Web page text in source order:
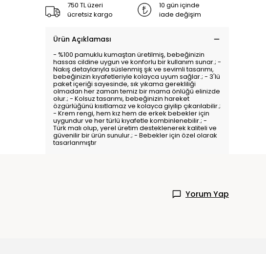
750 TL üzeri
ücretsiz kargo
10 gün içinde
iade değişim
Ürün Açıklaması
- %100 pamuklu kumaştan üretilmiş, bebeğinizin
hassas cildine uygun ve konforlu bir kullanım sunar.; -
Nakış detaylarıyla süslenmiş şık ve sevimli tasarımı,
bebeğinizin kıyafetleriyle kolayca uyum sağlar.; - 3'lü
paket içeriği sayesinde, sık yıkama gerekliliği
olmadan her zaman temiz bir mama önlüğü elinizde
olur.; - Kolsuz tasarımı, bebeğinizin hareket
özgürlüğünü kısıtlamaz ve kolayca giyilip çıkarılabilir.;
- Krem rengi, hem kız hem de erkek bebekler için
uygundur ve her türlü kıyafetle kombinlenebilir.; -
Türk malı olup, yerel üretim desteklenerek kaliteli ve
güvenilir bir ürün sunulur.; - Bebekler için özel olarak
tasarlanmıştır
Yorum Yap